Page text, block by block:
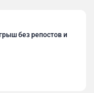
без репостов и